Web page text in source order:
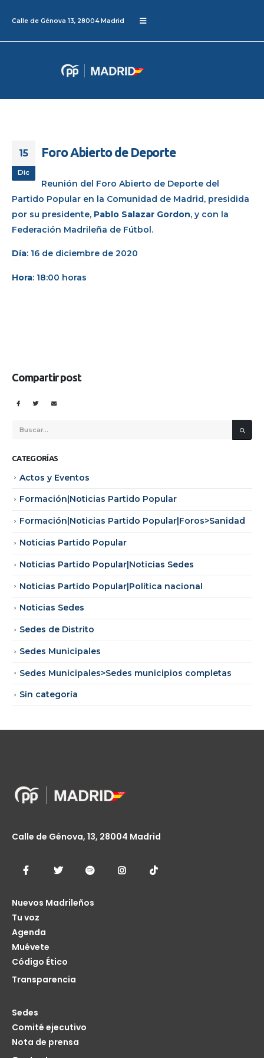
Calle de Génova 13, 28004 Madrid
15
Dic
Foro Abierto de Deporte
Reunión del Foro Abierto de Deporte del
Partido Popular en la Comunidad de Madrid, presidida
por su presidente, Pablo Salazar Gordon, y con la
Federación Madrileña de Fútbol.
Día: 16 de diciembre de 2020
Hora: 18:00 horas
Compartir post
CATEGORÍAS
Actos y Eventos
Formación|Noticias Partido Popular
Formación|Noticias Partido Popular|Foros>Sanidad
Noticias Partido Popular
Noticias Partido Popular|Noticias Sedes
Noticias Partido Popular|Política nacional
Noticias Sedes
Sedes de Distrito
Sedes Municipales
Sedes Municipales>Sedes municipios completas
Sin categoría
Calle de Génova, 13, 28004 Madrid
Nuevos Madrileños
Tu voz
Agenda
Muévete
Código Ético
Transparencia
Sedes
Comité ejecutivo
Nota de prensa